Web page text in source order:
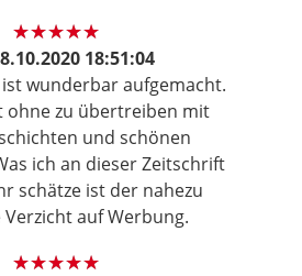
18:51:04
wunderbar aufgemacht.
ohne zu übertreiben mit
und schönen
ich an dieser Zeitschrift
schätze ist der nahezu
Verzicht auf Werbung.